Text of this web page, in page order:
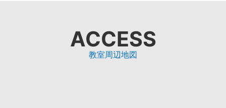
ACCESS
教室周辺地図